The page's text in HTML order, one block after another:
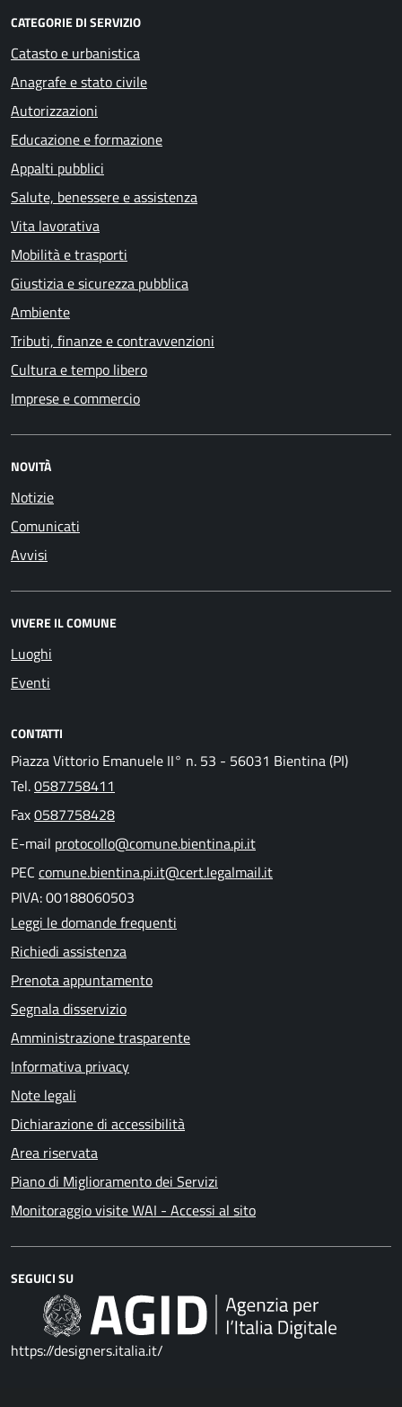
CATEGORIE DI SERVIZIO
Catasto e urbanistica
Anagrafe e stato civile
Autorizzazioni
Educazione e formazione
Appalti pubblici
Salute, benessere e assistenza
Vita lavorativa
Mobilità e trasporti
Giustizia e sicurezza pubblica
Ambiente
Tributi, finanze e contravvenzioni
Cultura e tempo libero
Imprese e commercio
NOVITÀ
Notizie
Comunicati
Avvisi
VIVERE IL COMUNE
Luoghi
Eventi
CONTATTI
Piazza Vittorio Emanuele II° n. 53 - 56031 Bientina (PI)
Tel.0587758411
Fax0587758428
E-mail protocollo@comune.bientina.pi.it
PEC comune.bientina.pi.it@cert.legalmail.it
PIVA: 00188060503
Leggi le domande frequenti
Richiedi assistenza
Prenota appuntamento
Segnala disservizio
Amministrazione trasparente
Informativa privacy
Note legali
Dichiarazione di accessibilità
Area riservata
Piano di Miglioramento dei Servizi
Monitoraggio visite WAI - Accessi al sito
SEGUICI SU
https://designers.italia.it/